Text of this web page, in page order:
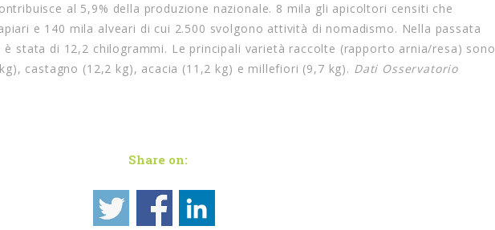
al 5,9% della produzione nazionale. 8 mila gli apicoltori censiti che
e 140 mila alveari di cui 2.500 svolgono attività di nomadismo. Nella passata
stata di 12,2 chilogrammi. Le principali varietà raccolte (rapporto arnia/resa) sono
castagno (12,2 kg), acacia (11,2 kg) e millefiori (9,7 kg). Dati Osservatorio
Share on: